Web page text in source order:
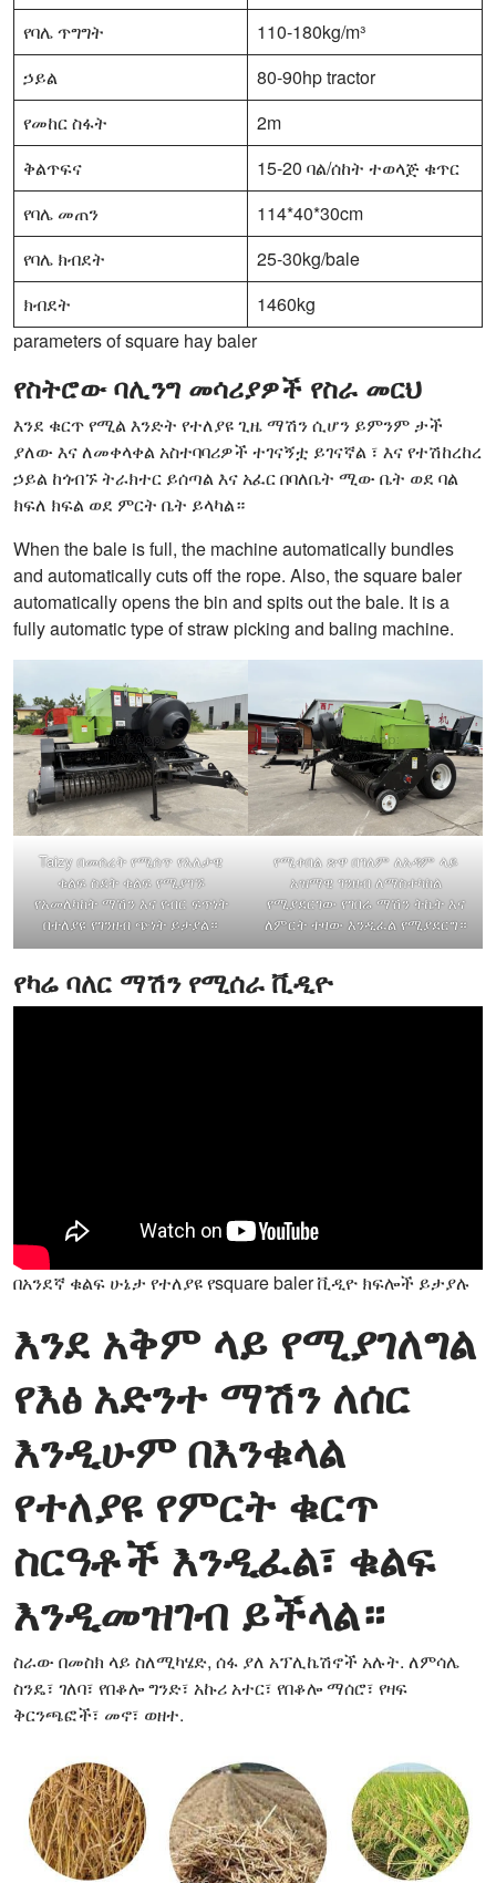
የባሌ ጥግግት
110-180kg/m³
ኃይል
80-90hp tractor
የመከር ስፋት
2m
ቅልጥፍና
15-20 ባል/ሰከት ተወላጅ ቁጥር
የባሌ መጠን
114*40*30cm
የባሌ ክብደት
25-30kg/bale
ክብደት
1460kg
parameters of square hay baler
የስትሮው ባሊንግ መሳሪያዎች የስራ መርህ
እንደ ቁርጥ የሚል እንድት የተለያዩ ጊዜ ማሽን ሲሆን ይምንም ታች
ያለው እና ለመቀላቀል አስተባባሪዎች ተገናኝቷ ይገናኛል ፣ እና የተሽከረከረ
ኃይል ከጎብኙ ትራክተር ይሰጣል እና አፈር በባለቤት ሚው ቤት ወደ ባል
ክፍለ ክፍል ወደ ምርት ቤት ይላካል።
When the bale is full, the machine automatically bundles
and automatically cuts off the rope. Also, the square baler
automatically opens the bin and spits out the bale. It is a
fully automatic type of straw picking and baling machine.
Taizy በመሰረት የሚሰጥ የእለታዊ
ቁልፍ ስደት ቁልፍ የሚያገኙ
የአመለካከት ማሽን እና የብር ፍጥነት
በተለያዩ የገንዘብ ጭነት ይታያል።
የሚቀበል ጽዋ በገለም ለአዳም ላይ
አዝማዊ ገንዘብ ለማስተካከል
የሚያደርገው የገበሬ ማሽን ትኬት እና
ለምርት ተዛው እንዲፈል የሚያደርግ።
የካሬ ባለር ማሽን የሚሰራ ቪዲዮ
በአንደኛ ቁልፍ ሁኔታ የተለያዩ የsquare baler ቪዲዮ ክፍሎች ይታያሉ
እንደ አቅም ላይ የሚያገለግል
የእፅ አድንተ ማሽን ለሰር
እንዲሁም በእንቁላል
የተለያዩ የምርት ቁርጥ
ስርዓቶች እንዲፈል፣ ቁልፍ
እንዲመዝገብ ይችላል።
ስራው በመስክ ላይ ስለሚካሄድ, ሰፋ ያለ አፕሊኬሽኖች አሉት. ለምሳሌ
ስንዴ፣ ገለባ፣ የበቆሎ ግንድ፣ አኩሪ አተር፣ የበቆሎ ማሰሮ፣ የዛፍ
ቅርንጫፎች፣ መኖ፣ ወዘተ.